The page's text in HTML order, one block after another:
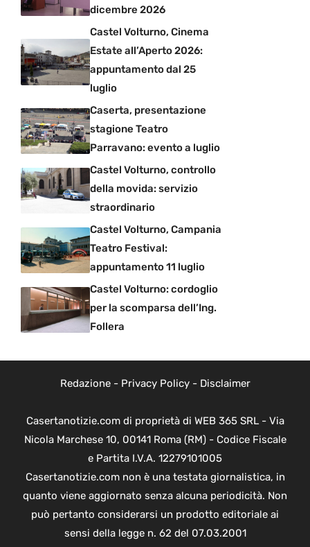
dicembre 2026
Castel Volturno, Cinema
Estate all’Aperto 2026:
appuntamento dal 25
luglio
Caserta, presentazione
stagione Teatro
Parravano: evento a luglio
Castel Volturno, controllo
della movida: servizio
straordinario
Castel Volturno, Campania
Teatro Festival:
appuntamento 11 luglio
Castel Volturno: cordoglio
per la scomparsa dell’Ing.
Follera
Redazione- Privacy Policy- Disclaimer
Casertanotizie.com di proprietà di WEB 365 SRL - Via
Nicola Marchese 10, 00141 Roma (RM) - Codice Fiscale
e Partita I.V.A. 12279101005
Casertanotizie.com non è una testata giornalistica, in
quanto viene aggiornato senza alcuna periodicità. Non
può pertanto considerarsi un prodotto editoriale ai
sensi della legge n. 62 del 07.03.2001